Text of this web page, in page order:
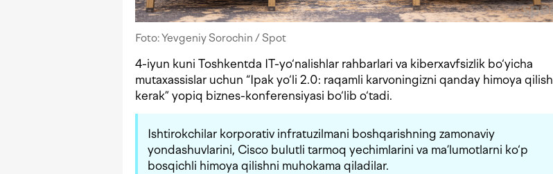
Foto: Yevgeniy Sorochin / Spot
4-iyun kuni Toshkentda IT-yo‘nalishlar rahbarlari va kiberxavfsizlik bo‘yicha
mutaxassislar uchun “Ipak yo‘li 2.0: raqamli karvoningizni qanday himoya qilish
kerak” yopiq biznes-konferensiyasi bo‘lib o‘tadi.
Ishtirokchilar korporativ infratuzilmani boshqarishning zamonaviy
yondashuvlarini, Cisco bulutli tarmoq yechimlarini va ma’lumotlarni ko‘p
bosqichli himoya qilishni muhokama qiladilar.